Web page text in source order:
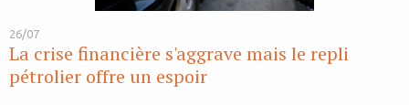
26/07
La crise financière s'aggrave mais le repli
pétrolier offre un espoir